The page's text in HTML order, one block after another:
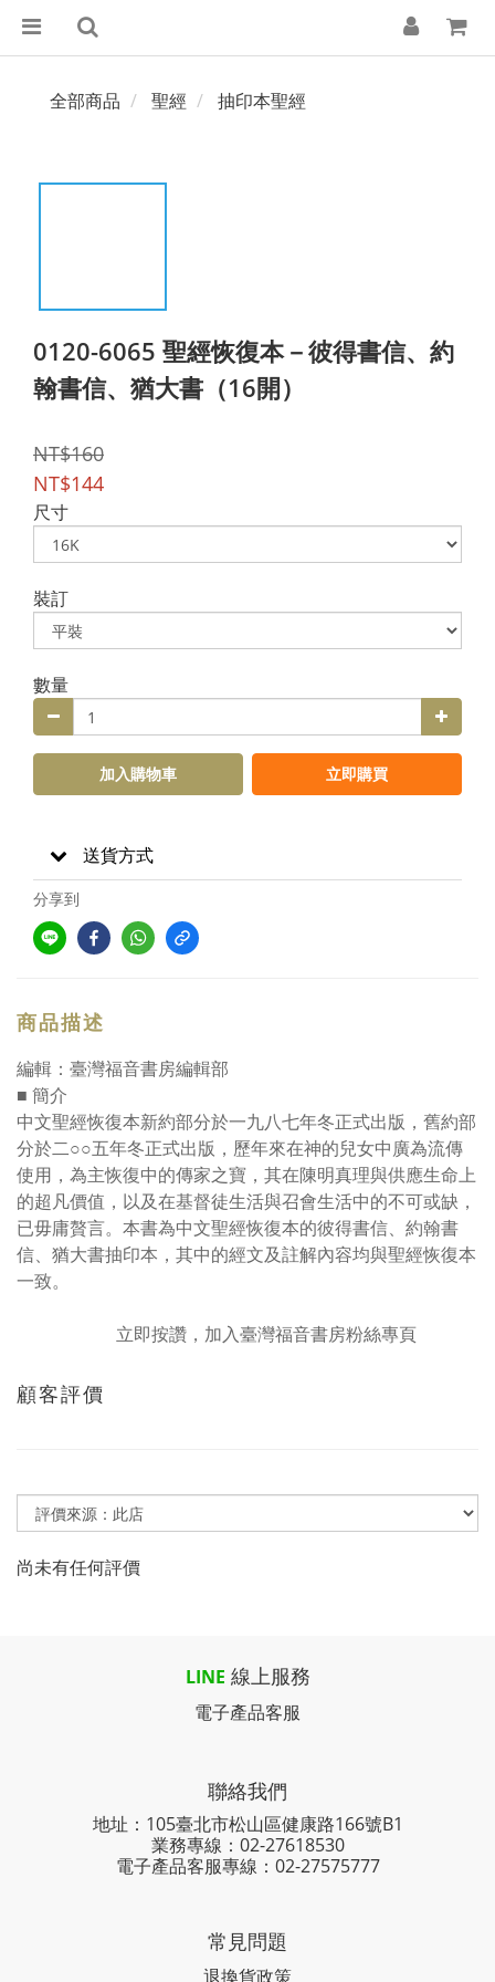
全部商品 聖經 抽印本聖經
0120-6065 聖經恢復本－彼得書信、約
翰書信、猶大書（16開）
NT$160
NT$144
尺寸
裝訂
數量
加入購物車 立即購買
送貨方式
分享到
商品描述
編輯：臺灣福音書房編輯部
■ 簡介
中文聖經恢復本新約部分於一九八七年冬正式出版，舊約部
分於二○○五年冬正式出版，歷年來在神的兒女中廣為流傳
使用，為主恢復中的傳家之寶，其在陳明真理與供應生命上
的超凡價值，以及在基督徒生活與召會生活中的不可或缺，
已毋庸贅言。本書為中文聖經恢復本的彼得書信、約翰書
信、猶大書抽印本，其中的經文及註解內容均與聖經恢復本
一致。
立即按讚，加入臺灣福音書房粉絲專頁
顧客評價
尚未有任何評價
LINE 線上服務
電子產品客服
聯絡我們
地址：105臺北市松山區健康路166號B1
業務專線： 02-27618530
電子產品客服專線：02-27575777
常見問題
退換貨政策